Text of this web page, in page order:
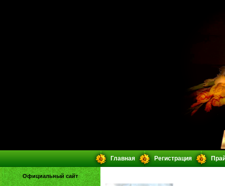
Главная Регистрация
Официальный сайт